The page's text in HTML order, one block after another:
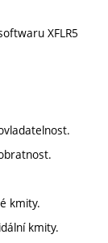
XFLR5
kmity.
kmity.